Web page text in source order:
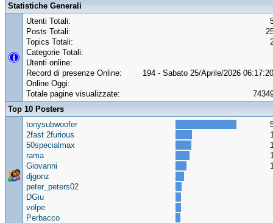
Statistiche Generali
Utenti Totali:
Posts Totali:
Topics Totali:
Categorie Totali:
Utenti online:
Record di presenze Online:
194 - Sabato 25/Aprile/2026
Online Oggi:
Totale pagine visualizzate:
Top 10 Posters
tonysubwoofer
2fast 2furious
50specialmax
rama
Giovanni
djgonz
peter_peters02
DGiu
volpe
Perbacco